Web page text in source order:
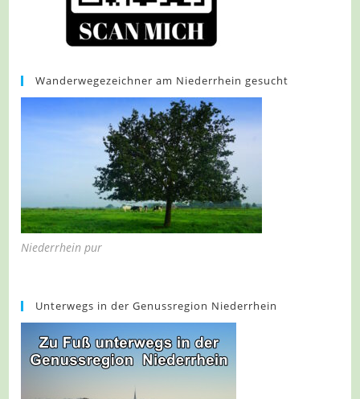
Wanderwegezeichner am Niederrhein gesucht
Niederrhein pur
Unterwegs in der Genussregion Niederrhein